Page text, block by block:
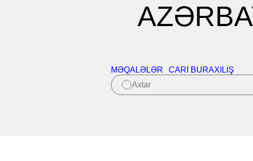
MƏQALƏLƏR CARI BURAXILIŞ